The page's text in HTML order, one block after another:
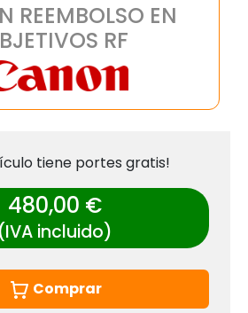
REEMBOLSO EN
RF
tiene portes gratis!
480,00 €
(IVA incluido)
Comprar